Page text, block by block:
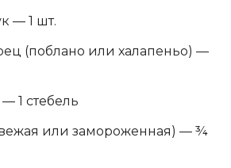
— 1 шт.
(поблано или халапеньо) —
1 стебель
или замороженная) — ¾